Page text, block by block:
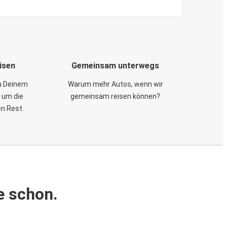
Deinem
die
Rest.
Gemeinsam unterwegs
Warum mehr Autos, wenn wir
gemeinsam reisen können?
schon.